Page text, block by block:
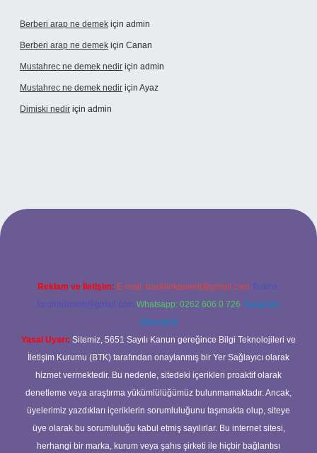
Berberi arap ne demek için admin
Berberi arap ne demek için Canan
Mustahrec ne demek nedir için admin
Mustahrec ne demek nedir için Ayaz
Dimiski nedir için admin
güncel adresi
Reklam ve İletişim: E-mail: backlinkpaneli@gmail.com Teams:
forumhizmeti@gmail.com Whatsapp: 0262 606 0 726 Telegram:
@karabul
Yasal Uyarı: Sitemiz, 5651 Sayılı Kanun gereğince Bilgi Teknolojileri ve
İletişim Kurumu (BTK) tarafından onaylanmış bir Yer Sağlayıcı olarak
hizmet vermektedir. Bu nedenle, sitedeki içerikleri proaktif olarak
denetleme veya araştırma yükümlülüğümüz bulunmamaktadır. Ancak,
üyelerimiz yazdıkları içeriklerin sorumluluğunu taşımakta olup, siteye
üye olarak bu sorumluluğu kabul etmiş sayılırlar. Bu internet sitesi,
herhangi bir marka, kurum veya şahıs şirketi ile hiçbir bağlantısı